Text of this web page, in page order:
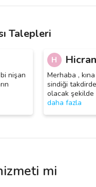
Talepleri
nişan
H
Merhaba ,
sindiği
olacak şekilde
daha fazla
mi